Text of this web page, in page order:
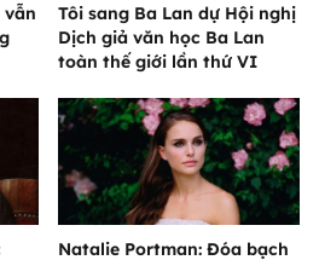
vẫn
Tôi sang Ba Lan dự Hội nghị
Dịch giả văn học Ba Lan
toàn thế giới lần thứ VI
Natalie Portman: Đóa bạch